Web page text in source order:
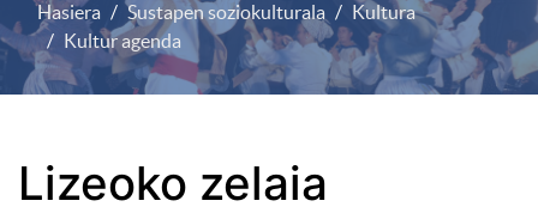
Hasiera Sustapen soziokulturala
Kultura
Kultur agenda
Lizeoko zelaia